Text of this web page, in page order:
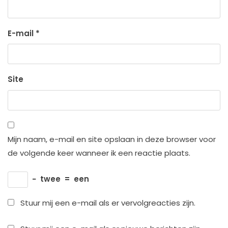
E-mail *
Site
Mijn naam, e-mail en site opslaan in deze browser voor
de volgende keer wanneer ik een reactie plaats.
− twee = een
Stuur mij een e-mail als er vervolgreacties zijn.